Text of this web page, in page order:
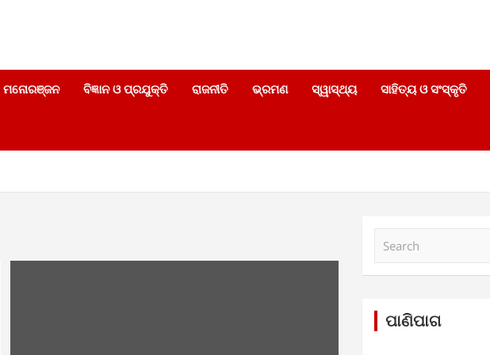
ମନୋରଞ୍ଜନ ବିଜ୍ଞାନ ଓ ପ୍ରଯୁକ୍ତି ରାଜନୀତି ଭ୍ରମଣ ସ୍ୱାସ୍ଥ୍ୟ ସାହିତ୍ୟ ଓ ସଂସ୍କୃତି
ପାଣିପାଗ